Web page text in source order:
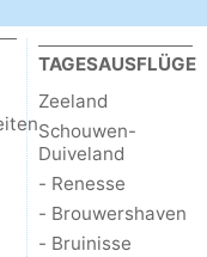
TAGESAUSFLÜGE
Zeeland
Schouwen-
Duiveland
- Renesse
- Brouwershaven
- Bruinisse